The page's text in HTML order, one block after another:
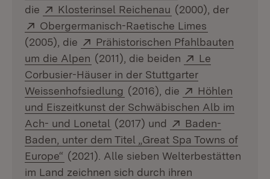
die
Extern:
Klosterinsel Reichenau (Öffnet in neuem
(2000), der
Extern:
Obergermanisch-Raetische Limes
(2005), die
Extern:
Prähistorischen Pfahlbauten
um die Alpen (Öffnet in neuem Fenster)
(2011), die beiden Extern:
Le
Corbusier-Häuser in der Stuttgarter
Weissenhofsiedlung (Öffnet in neuem Fenster)
(2016), die Extern:
Höhlen
und Eiszeitkunst der Schwäbischen Alb im
Ach- und Lonetal (Öffnet in neuem Fenster)
(2017) und Extern:
Baden-
Baden, unter dem Titel „Great Spa Towns of
Europe“ (Öffnet in neuem Fenster)
(2021). Alle sieben Welterbestätten
im Land zeichnen sich durch ihren